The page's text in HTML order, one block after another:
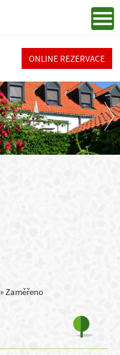
ONLINE REZERVACE
»Zaměřeno